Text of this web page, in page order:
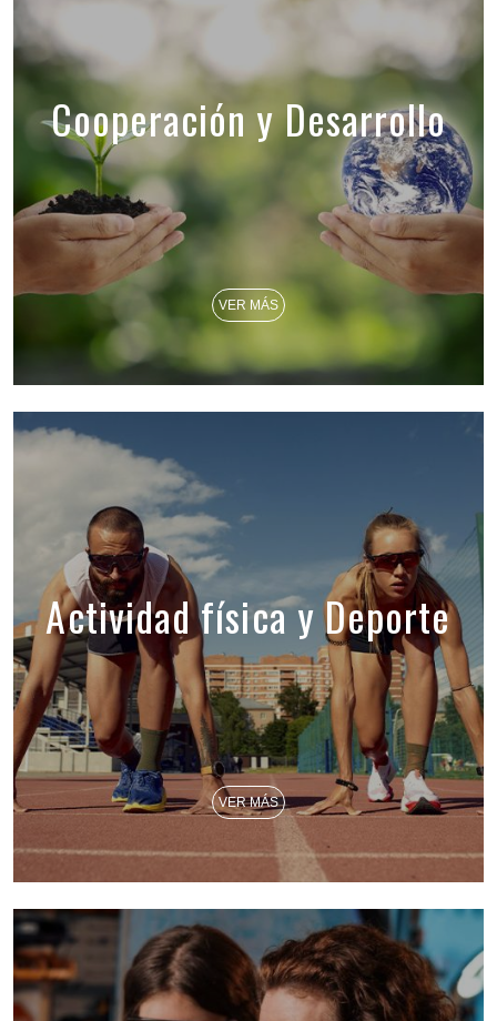
Cooperación y Desarrollo
VER MÁS
Actividad física y Deporte
VER MÁS